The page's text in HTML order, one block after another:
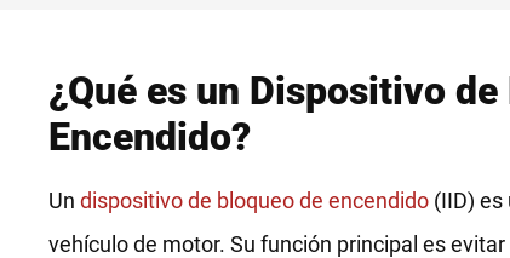
¿Qué es un Dispositivo
Encendido?
Un dispositivo de bloqueo de encendido (IID)
vehículo de motor. Su función principal es